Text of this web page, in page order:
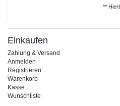
**
Einkaufen
Zahlung & Versand
Anmelden
Registrieren
Warenkorb
Kasse
Wunschliste